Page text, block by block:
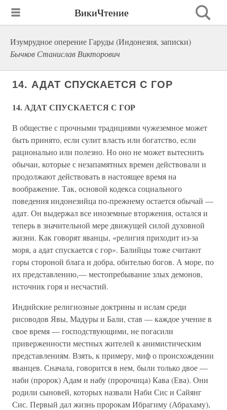
ВикиЧтение
Изумрудное оперение Гаруды (Индонезия, записки)
Бычков Станислав Викторович
14. АДАТ СПУСКАЕТСЯ С ГОР
14. АДАТ СПУСКАЕТСЯ С ГОР
В обществе с прочными традициями чужеземное может
быть принято, если сулит власть или богатство, если
рационально или полезно. Но оно не может вытеснить
обычаи, которые с незапамятных времен действовали и
продолжают действовать в настоящее время на
воображение. Так, основой кодекса социального
поведения индонезийца по-прежнему остается обычай —
адат. Он выдержал все иноземные вторжения, остался и
теперь в значительной мере движущей силой духовной
жизни. Как говорят яванцы, «религия приходит из-за
моря, а адат спускается с гор». Балийцы тоже считают
горы стороной блага и добра, обителью богов. А море, по
их представлению,— местопребывание злых демонов,
источник горя и несчастий.
Индийские религиозные доктрины и ислам среди
рисоводов Явы, Мадуры и Бали, став — каждое учение в
свое время — господствующими, не погасили
приверженности местных жителей к анимистическим
представлениям. Взять, к примеру, миф о происхождении
яванцев. Сначала, говорится в нем, были только двое —
наби (пророк) Адам и набу (пророчица) Кава (Ева). Они
родили сыновей, которых назвали Наби Сис и Сайянг
Сис. Первый дал жизнь пророкам Ибрагиму (Абрахаму),